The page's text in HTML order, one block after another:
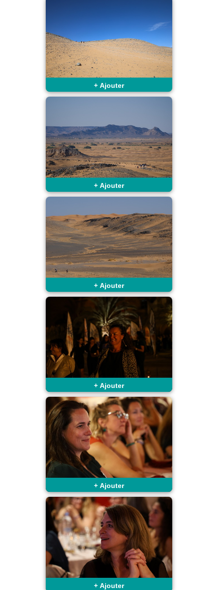
+ Ajouter
+ Ajouter
+ Ajouter
+ Ajouter
+ Ajouter
+ Ajouter